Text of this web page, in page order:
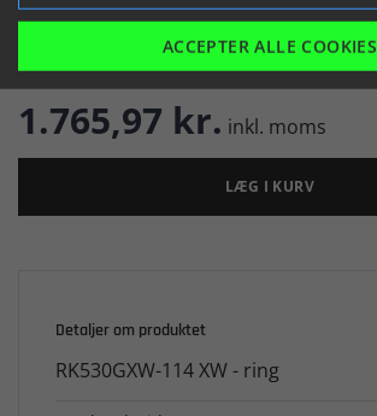
Er på lager
1.765,97 kr. inkl. moms
LÆG I KURV
Detaljer om produktet
RK530GXW-114 XW - ring
ACCEPTER ALLE COOKIES